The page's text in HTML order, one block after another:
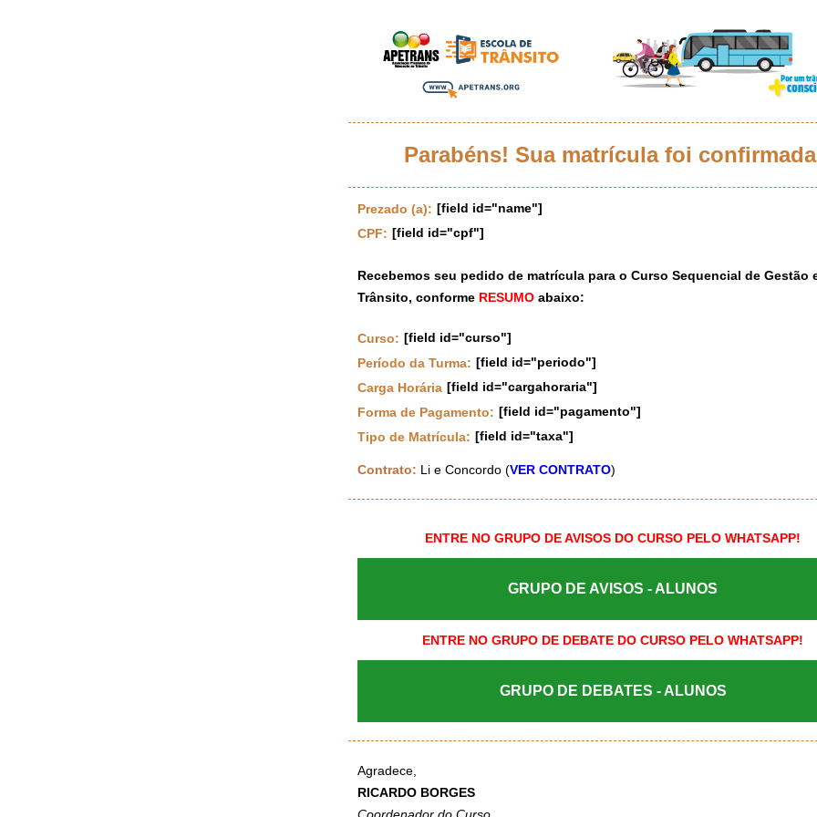
Parabéns! Sua matrícula foi
Prezado (a): [field id="name"]
CPF: [field id="cpf"]
Recebemos seu pedido de matrícula para o Curso Sequencial de Gestão
Trânsito, conforme RESUMO abaixo:
Curso: [field id="curso"]
Período da Turma: [field id="periodo"]
Carga Horária [field id="cargahoraria"]
Forma de Pagamento: [field id="pagamento"]
Tipo de Matrícula: [field id="taxa"]
Contrato: Li e Concordo (VER CONTRATO)
ENTRE NO GRUPO DE AVISOS DO CURSO PELO WHATSAPP!
GRUPO DE AVISOS - ALUNOS
ENTRE NO GRUPO DE DEBATE DO CURSO PELO WHATSAPP!
GRUPO DE DEBATES - ALUNOS
Agradece,
RICARDO BORGES
Coordenador do Curso